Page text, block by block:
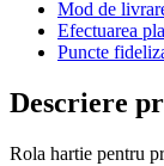
Mod de
Efectuarea
Puncte
Descriere
Rola hartie pentru